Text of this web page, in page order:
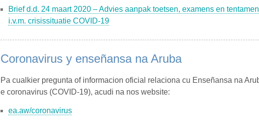
Brief d.d. 24 maart 2020 – Advies aanpak toetsen, examens en
i.v.m. crisissituatie COVID-19
Coronavirus y enseñansa na Aruba
Pa cualkier pregunta of informacion oficial relaciona cu Enseñansa na
e coronavirus (COVID-19), acudi na nos website:
ea.aw/coronavirus